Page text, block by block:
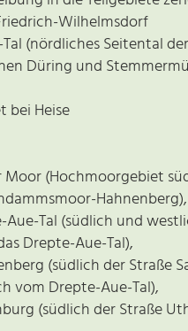
Wilhelmsdorf
(nördliches Seitental
Düring und
bei Heise
Moor (Hochmoorgebiet
Hahnenberg),
Tal (südlich und
Drepte-Aue-Tal),
(südlich der
vom Drepte-Aue-Tal),
(südlich der Straße